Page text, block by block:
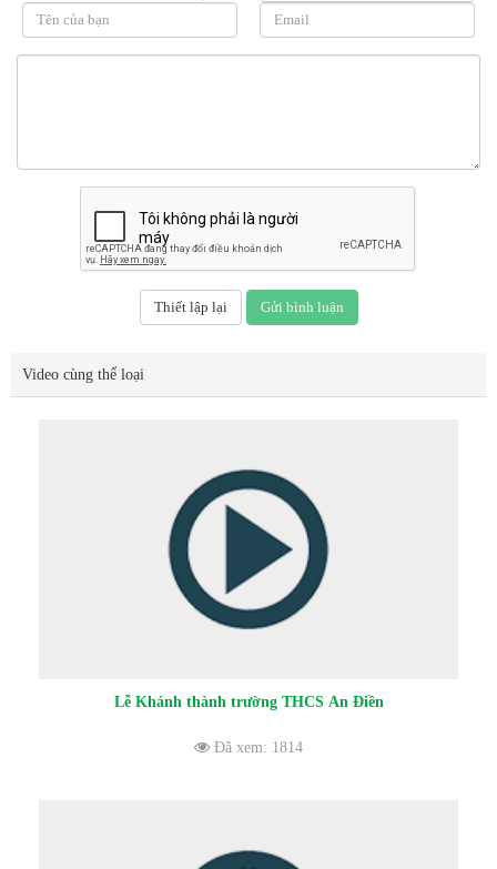
Video cùng thể loại
Lễ Khánh thành trường THCS An Điền
Đã xem: 1814